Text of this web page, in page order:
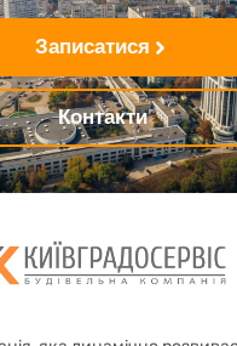
Записатися
Контакти